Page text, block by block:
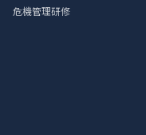
危機管理研修